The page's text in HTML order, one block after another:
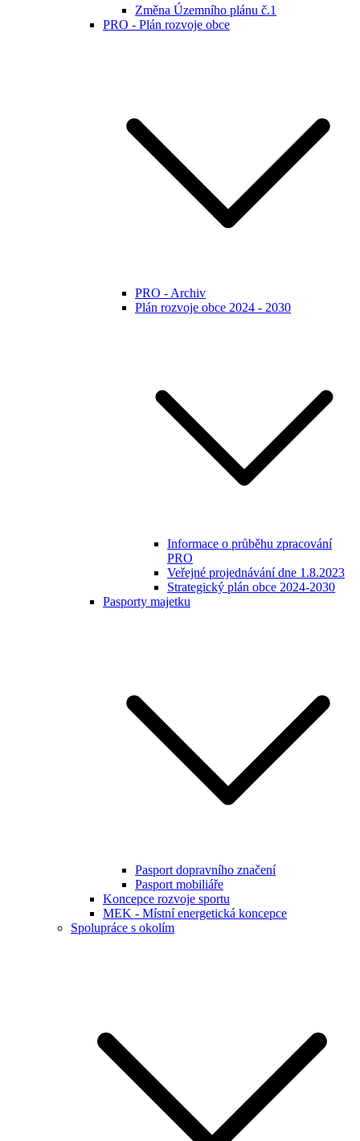
Změna Územního plánu č.1
PRO - Plán rozvoje obce
PRO - Archiv
Plán rozvoje obce 2024 - 2030
Informace o průběhu zpracování
PRO
Veřejné projednávání dne 1.8.2023
Strategický plán obce 2024-2030
Pasporty majetku
Pasport dopravního značení
Pasport mobiliáře
Koncepce rozvoje sportu
MEK - Místní energetická koncepce
Spolupráce s okolím